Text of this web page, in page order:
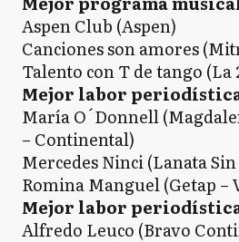
Aspen Club (Aspen)
Canciones son amores
Talento con T de tango (La
Mejor labor
María O´Donnell
– Continental)
Mercedes Ninci (Lanata
Romina Manguel (Getap –
Mejor labor
Alfredo Leuco (Bravo